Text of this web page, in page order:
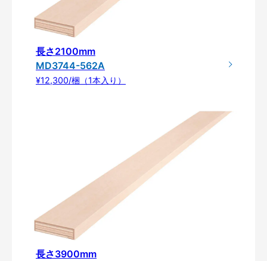
長さ2100mm
MD3744-562A
¥12,300/梱（1本入り）
長さ3900mm